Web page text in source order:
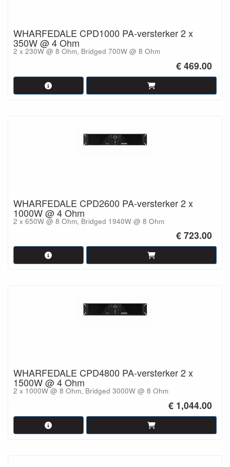
WHARFEDALE CPD1000 PA-versterker 2 x
350W @ 4 Ohm
2 x 230W @ 8 Ohm, Bridged 700W @ 8 Ohm
€ 469.00
WHARFEDALE CPD2600 PA-versterker 2 x
1000W @ 4 Ohm
2 x 650W @ 8 Ohm, Bridged 1940W @ 8 Ohm
€ 723.00
WHARFEDALE CPD4800 PA-versterker 2 x
1500W @ 4 Ohm
2 x 1000W @ 8 Ohm, Bridged 3000W @ 8 Ohm
€ 1,044.00